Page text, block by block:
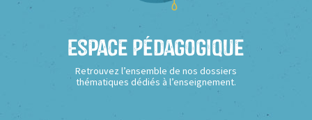
Espace Pédagogique
Retrouvez l’ensemble de nos dossiers
thématiques dédiés à l’enseignement.